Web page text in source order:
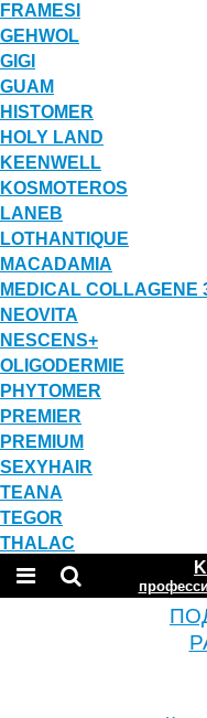
FRAMESI
GEHWOL
GIGI
GUAM
HISTOMER
HOLY LAND
KEENWELL
KOSMOTEROS
LANEB
LOTHANTIQUE
MACADAMIA
MEDICAL COLLAGENE
NEOVITA
NESCENS+
OLIGODERMIE
PHYTOMER
PREMIER
PREMIUM
SEXYHAIR
TEANA
TEGOR
THALAC